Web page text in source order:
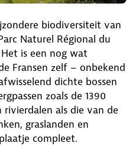
biodiversiteit van
Naturel Régional du
is een nog wat
Fransen zelf – onbekend
dichte bossen
zoals de 1390
rivierdalen als die van de
graslanden en
compleet.